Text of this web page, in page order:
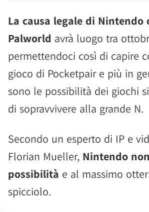
La causa legale di Nintendo
Palworld avrà luogo tra
permettendoci così di capire
gioco di Pocketpair e più in
sono le possibilità dei giochi
di sopravvivere alla grande N.
Secondo un esperto di IP e
Florian Mueller, Nintendo
possibilità e al massimo
spicciolo.